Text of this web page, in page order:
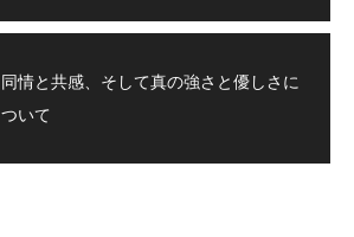
同情と共感、そして真の強さと優しさに
ついて